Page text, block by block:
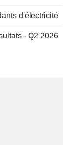
liés aux mines
électriques,
et
ses
d'électricité
- Q2 2026